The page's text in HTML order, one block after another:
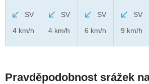
SV
4 km/h
SV
4 km/h
SV
6 km/h
SV
9 km/h
Pravděpodobnost srážek